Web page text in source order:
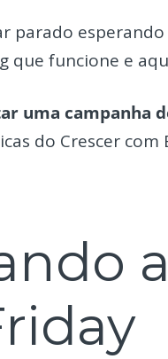
parado
que funcione e
uma campanha
do Crescer com